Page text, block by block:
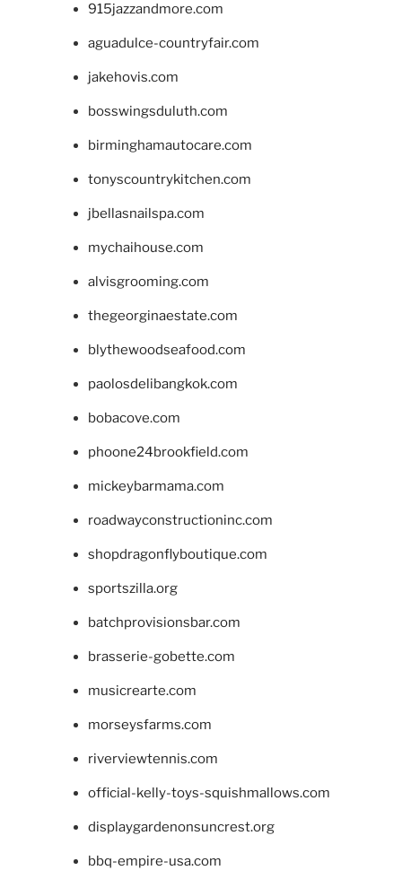
915jazzandmore.com
aguadulce-countryfair.com
jakehovis.com
bosswingsduluth.com
birminghamautocare.com
tonyscountrykitchen.com
jbellasnailspa.com
mychaihouse.com
alvisgrooming.com
thegeorginaestate.com
blythewoodseafood.com
paolosdelibangkok.com
bobacove.com
phoone24brookfield.com
mickeybarmama.com
roadwayconstructioninc.com
shopdragonflyboutique.com
sportszilla.org
batchprovisionsbar.com
brasserie-gobette.com
musicrearte.com
morseysfarms.com
riverviewtennis.com
official-kelly-toys-squishmallows.com
displaygardenonsuncrest.org
bbq-empire-usa.com